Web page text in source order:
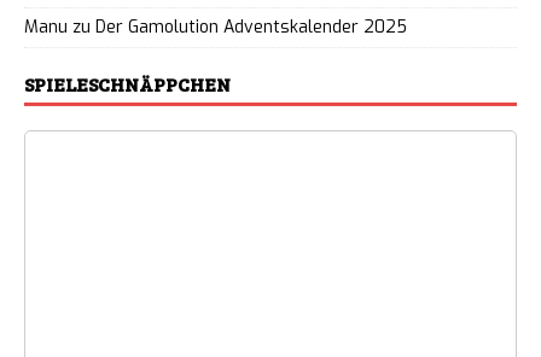
Manu zu Der Gamolution Adventskalender 2025
SPIELESCHNÄPPCHEN